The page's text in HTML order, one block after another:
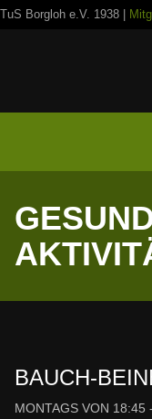
TuS Borgloh e.V. 1938 |
BAUCH-
MONTAGS VON 18:45